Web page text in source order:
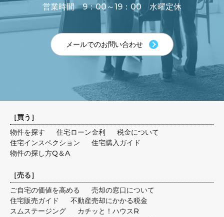
営業時間 9：00～19：00 水曜定休
メールでのお問い合わせ
［買う ］
物件を探す
住宅ローン金利
税金について
住宅インスペクション
住宅購入ガイド
物件の探し方Q＆A
［売る］
ご自宅の価値を高める
売却の窓口について
住宅販売ガイド
不動産売却にかかる税金
スムステージング
カチッと！ハウスR